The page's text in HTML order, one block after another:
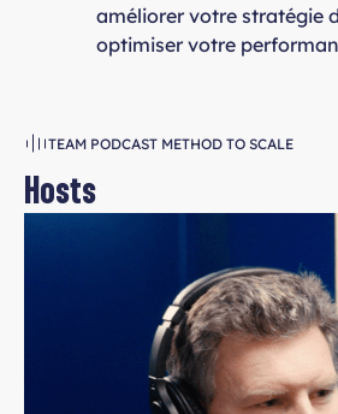
améliorer votre stratégie
optimiser votre
TEAM PODCAST METHOD TO SCALE
Hosts